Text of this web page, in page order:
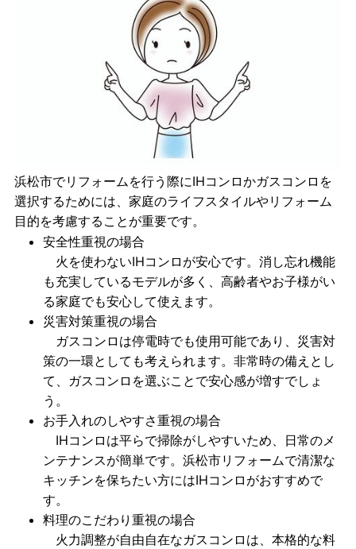
浜松市でリフォームを行う際にIHコンロかガスコンロを
選択するためには、家庭のライフスタイルやリフォーム
目的を考慮することが重要です。
安全性重視の場合
火を使わないIHコンロが安心です。消し忘れ機能
も充実しているモデルが多く、高齢者やお子様がい
る家庭でも安心して使えます。
災害対策重視の場合
ガスコンロは停電時でも使用可能であり、災害対
策の一環としても考えられます。非常時の備えとし
て、ガスコンロを選ぶことで安心感が増すでしょ
う。
お手入れのしやすさ重視の場合
IHコンロは平らで掃除がしやすいため、日常のメ
ンテナンスが簡単です。浜松市リフォームで清潔な
キッチンを保ちたい方にはIHコンロがおすすめで
す。
料理のこだわり重視の場合
火力調整が自由自在なガスコンロは、本格的な料